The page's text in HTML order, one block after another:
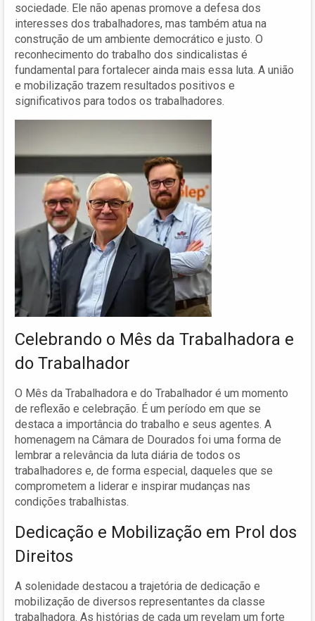
sociedade. Ele não apenas promove a defesa dos
interesses dos trabalhadores, mas também atua na
construção de um ambiente democrático e justo. O
reconhecimento do trabalho dos sindicalistas é
fundamental para fortalecer ainda mais essa luta. A união
e mobilização trazem resultados positivos e
significativos para todos os trabalhadores.
Celebrando o Mês da Trabalhadora e
do Trabalhador
O Mês da Trabalhadora e do Trabalhador é um momento
de reflexão e celebração. É um período em que se
destaca a importância do trabalho e seus agentes. A
homenagem na Câmara de Dourados foi uma forma de
lembrar a relevância da luta diária de todos os
trabalhadores e, de forma especial, daqueles que se
comprometem a liderar e inspirar mudanças nas
condições trabalhistas.
Dedicação e Mobilização em Prol dos
Direitos
A solenidade destacou a trajetória de dedicação e
mobilização de diversos representantes da classe
trabalhadora. As histórias de cada um revelam um forte